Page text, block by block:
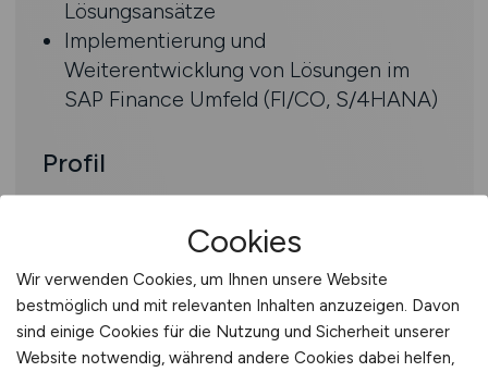
Lösungsansätze
Implementierung und
Weiterentwicklung von Lösungen im
SAP Finance Umfeld (FI/CO, S/4HANA)
Profil
(Wirtschafts-)Informatik,
Betriebswirtschaft oder eine
vergleichbare Qualifikation
Mehrjährige Erfahrung als Solution
Architect oder Senior Consultant in
Cookies
Wir verwenden Cookies, um Ihnen unsere Website
bestmöglich und mit relevanten Inhalten anzuzeigen. Davon
sind einige Cookies für die Nutzung und Sicherheit unserer
Website notwendig, während andere Cookies dabei helfen,